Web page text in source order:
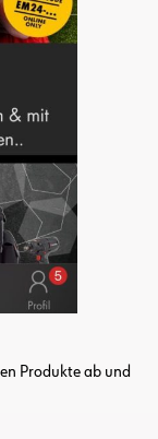
Produkte ab und